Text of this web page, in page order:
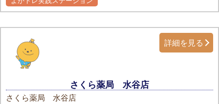
さくら薬局 水谷店
さくら薬局 水谷店
詳細を見る